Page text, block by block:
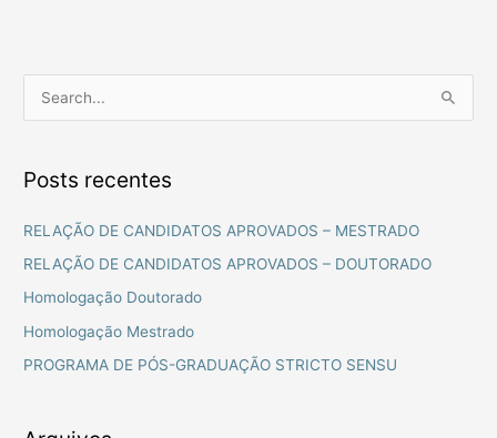
q
u
r
p
r
Posts recentes
RELAÇÃO DE CANDIDATOS APROVADOS – MESTRADO
RELAÇÃO DE CANDIDATOS APROVADOS – DOUTORADO
Homologação Doutorado
Homologação Mestrado
PROGRAMA DE PÓS-GRADUAÇÃO STRICTO SENSU